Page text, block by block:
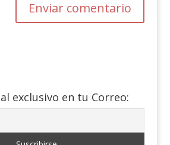
exclusivo en tu Correo: